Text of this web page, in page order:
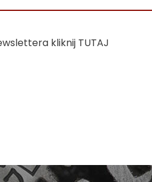
kliknij TUTAJ